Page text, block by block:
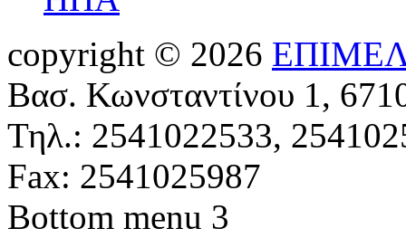
copyright © 2026
Βασ. Κωνσταντίνου 1,
Τηλ.: 2541022533,
Fax: 2541025987
Bottom menu 3